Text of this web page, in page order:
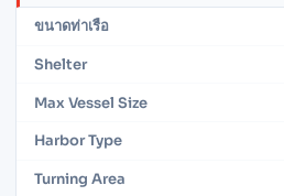
ขนาดท่าเรือ
Shelter
Max Vessel Size
Harbor Type
Turning Area